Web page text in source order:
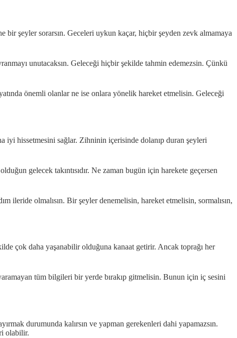
şeyler sorarsın. Geceleri uykun kaçar, hiçbir şeyden zevk almamaya
unutacaksın. Geleceği hiçbir şekilde tahmin edemezsin. Çünkü
önemli olanlar ne ise onlara yönelik hareket etmelisin. Geleceği
iyi hissetmesini sağlar. Zihninin içerisinde dolanıp duran şeyleri
gelecek takıntısıdır. Ne zaman bugün için harekete geçersen
ileride olmalısın. Bir şeyler denemelisin, hareket etmelisin, sormalısın,
çok daha yaşanabilir olduğuna kanaat getirir. Ancak toprağı her
tüm bilgileri bir yerde bırakıp gitmelisin. Bunun için iç sesini
durumunda kalırsın ve yapman gerekenleri dahi yapamazsın.
olabilir.